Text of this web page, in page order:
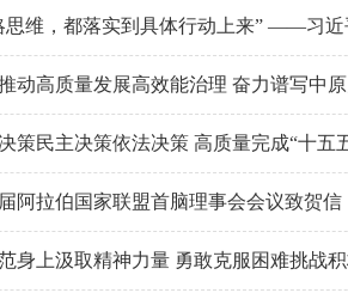
思维，都落实到具体行动上来” ——习
动高质量发展高效能治理 奋力谱写中
策民主决策依法决策 高质量完成“十五
阿拉伯国家联盟首脑理事会会议致贺信
身上汲取精神力量 勇敢克服困难挑战